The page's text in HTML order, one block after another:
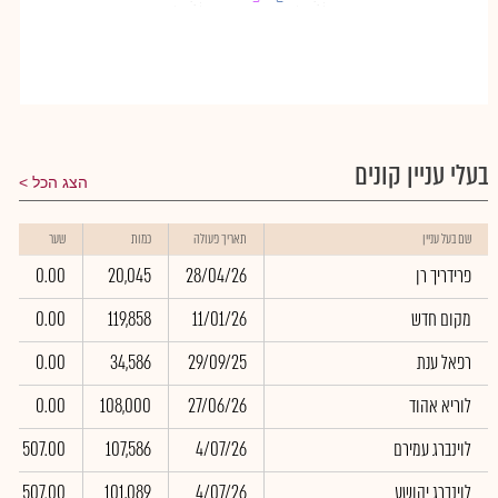
בעלי עניין קונים הצג הכל
שם בעל עניין תאריך פעולה כמות שער
פרידריך רן 28/04/26
20,045
0.00
מקום חדש
11/01/26
119,858
0.00
רפאל ענת
29/09/25
34,586
0.00
לוריא אהוד
27/06/26
108,000
0.00
לוינברג עמירם
4/07/26
107,586
507.00